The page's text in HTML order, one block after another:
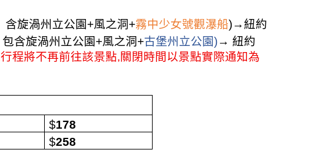
含旋渦州立公園+風之洞+霧中少女號觀瀑船)→紐約
含旋渦州立公園+風之洞+古堡州立公園)→ 紐約
行程將不再前往該景點,關閉時間以景點實際通知為
$178
$258